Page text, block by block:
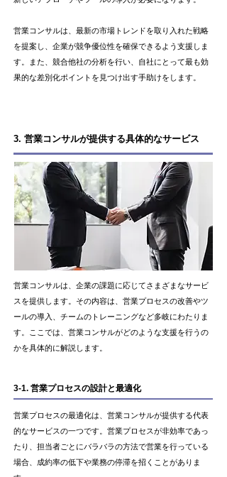
営業コンサルは、最新の市場トレンドを取り入れた戦略
を提案し、企業が競争優位性を確保できるよう支援しま
す。また、競合他社の分析を行い、自社にとって最も効
果的な差別化ポイントを見つけ出す手助けをします。
3. 営業コンサルが提供する具体的なサービス
営業コンサルは、企業の課題に応じてさまざまなサービ
スを提供します。その内容は、営業プロセスの改善やツ
ールの導入、チームのトレーニングなど多岐にわたりま
す。ここでは、営業コンサルがどのような支援を行うの
かを具体的に解説します。
3-1. 営業プロセスの設計と最適化
営業プロセスの最適化は、営業コンサルが提供する代表
的なサービスの一つです。営業プロセスが非効率であっ
たり、担当者ごとにバラバラの方法で営業を行っている
場合、成約率の低下や業務の停滞を招くことがありま